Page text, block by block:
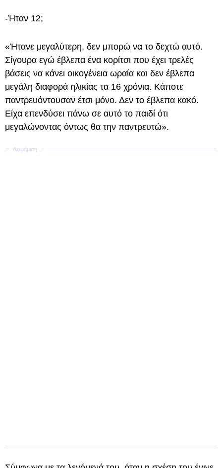
-Ήταν 12;
«Ήτανε μεγαλύτερη, δεν μπορώ να το δεχτώ αυτό.
Σίγουρα εγώ έβλεπα ένα κορίτσι που έχει τρελές
βάσεις να κάνει οικογένεια ωραία και δεν έβλεπα
μεγάλη διαφορά ηλικίας τα 16 χρόνια. Κάποτε
παντρευόντουσαν έτσι μόνο. Δεν το έβλεπα κακό.
Είχα επενδύσει πάνω σε αυτό το παιδί ότι
μεγαλώνοντας όντως θα την παντρευτώ».